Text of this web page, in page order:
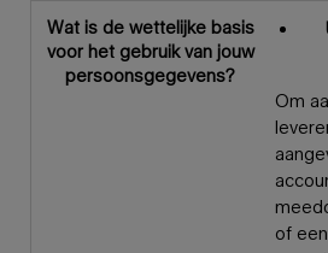
Wat is de wettelijke basis
voor het gebruik van jouw
persoonsgegevens?
Om
of